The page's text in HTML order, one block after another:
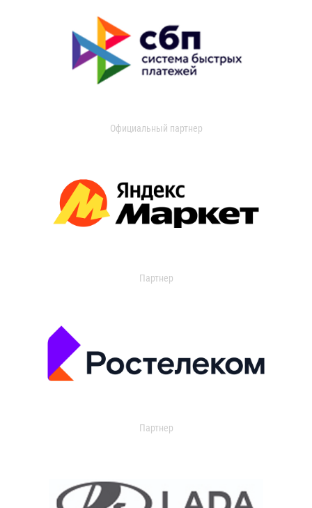
Официальный партнер
Партнер
Партнер